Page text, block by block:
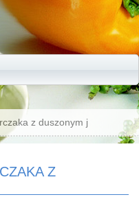
z duszonym j
Z